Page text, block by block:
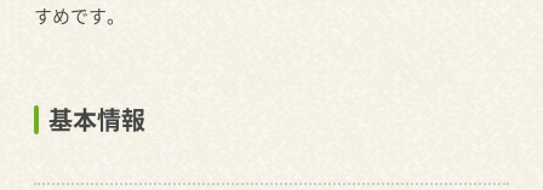
すめです。
基本情報